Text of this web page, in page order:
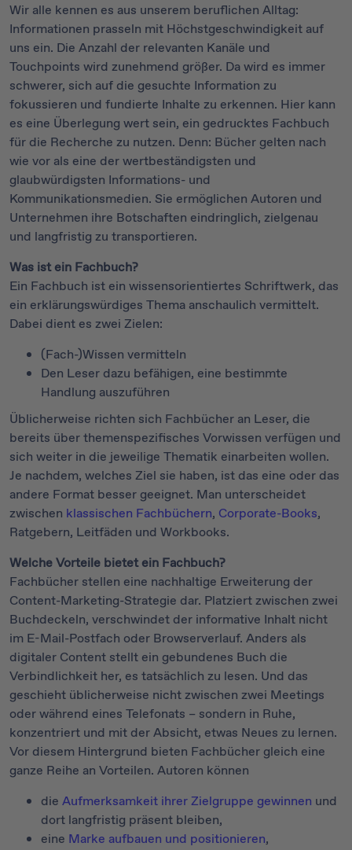
Wir alle kennen es aus unserem beruflichen Alltag:
Informationen prasseln mit Höchstgeschwindigkeit auf
uns ein. Die Anzahl der relevanten Kanäle und
Touchpoints wird zunehmend größer. Da wird es immer
schwerer, sich auf die gesuchte Information zu
fokussieren und fundierte Inhalte zu erkennen. Hier kann
es eine Überlegung wert sein, ein gedrucktes Fachbuch
für die Recherche zu nutzen. Denn: Bücher gelten nach
wie vor als eine der wertbeständigsten und
glaubwürdigsten Informations- und
Kommunikationsmedien. Sie ermöglichen Autoren und
Unternehmen ihre Botschaften eindringlich, zielgenau
und langfristig zu transportieren.
Was ist ein Fachbuch?
Ein Fachbuch ist ein wissensorientiertes Schriftwerk, das
ein erklärungswürdiges Thema anschaulich vermittelt.
Dabei dient es zwei Zielen:
(Fach-)Wissen vermitteln
Den Leser dazu befähigen, eine bestimmte
Handlung auszuführen
Üblicherweise richten sich Fachbücher an Leser, die
bereits über themenspezifisches Vorwissen verfügen und
sich weiter in die jeweilige Thematik einarbeiten wollen.
Je nachdem, welches Ziel sie haben, ist das eine oder das
andere Format besser geeignet. Man unterscheidet
zwischen klassischen Fachbüchern, Corporate-Books,
Ratgebern, Leitfäden und Workbooks.
Welche Vorteile bietet ein Fachbuch?
Fachbücher stellen eine nachhaltige Erweiterung der
Content-Marketing-Strategie dar. Platziert zwischen zwei
Buchdeckeln, verschwindet der informative Inhalt nicht
im E-Mail-Postfach oder Browserverlauf. Anders als
digitaler Content stellt ein gebundenes Buch die
Verbindlichkeit her, es tatsächlich zu lesen. Und das
geschieht üblicherweise nicht zwischen zwei Meetings
oder während eines Telefonats – sondern in Ruhe,
konzentriert und mit der Absicht, etwas Neues zu lernen.
Vor diesem Hintergrund bieten Fachbücher gleich eine
ganze Reihe an Vorteilen. Autoren können
die Aufmerksamkeit ihrer Zielgruppe gewinnen und
dort langfristig präsent bleiben,
eine Marke aufbauen und positionieren,